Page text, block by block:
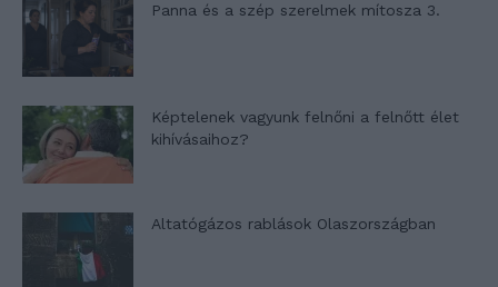
Panna és a szép szerelmek mítosza 3.
Képtelenek vagyunk felnőni a felnőtt élet
kihívásaihoz?
Altatógázos rablások Olaszországban